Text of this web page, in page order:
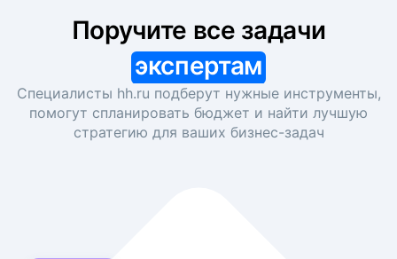
экспертам
Специалисты hh.ru подберут нужные инструменты,
помогут спланировать бюджет и найти лучшую
стратегию для ваших бизнес-задач